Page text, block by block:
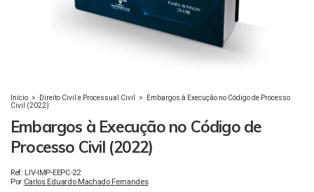
Início > Direito Civil e Processual Civil >
Embargos à Execução no Código de Processo
Civil (2022)
Embargos à Execução no Código de
Processo Civil (2022)
Ref: LIV-IMP-EEPC-22
Por Carlos Eduardo Machado Fernandes